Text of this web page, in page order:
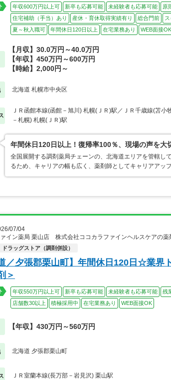
年収600万円以上可 新卒も応募可能 未経験者も応募可能 原
住宅補助（手当）あり
産休・育休取得実績有り 総合門前
夏～秋入職可
年間休日120日以上 在宅業務あり WEB面接OK
【月収】30.0万円～40.0万円
【年収】450万円～600万円
【時給】2,000円～
北海道 札幌市中央区
ＪＲ函館本線(函館－旭川) 札幌(ＪＲ)駅／ＪＲ千歳線(苫小
－札幌) 札幌(ＪＲ)駅
年間休日120日以上！復帰率100％、現場の声を大
全国展開する調剤薬局チェーンの、北海道エリアを管轄し
るため、キャリアの幅も広く、薬剤師としてキャリアア
07/04
イン薬局 栗山店 株式会社ココカラファインヘルスケアの薬
ドラッグストア（調剤併設）
／夕張郡栗山町】年間休日120日☆業界
＞
年収550万円以上可 新卒も応募可能 未経験者も応募可能 残
店舗数30以上
積極採用中 在宅業務あり WEB面接OK
【年収】430万円～560万円
北海道 夕張郡栗山町
ＪＲ室蘭本線(長万部－岩見沢) 栗山駅